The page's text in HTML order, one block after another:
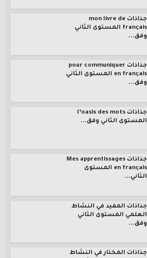
جذاذات mon livre de
français المستوى الثاني
وفق...
جذاذات pour communiquer
en français المستوى الثاني
وفق...
جذاذات l’oasis des mots
المستوى الثاني وفق...
جذاذات Mes apprentissages
en français المستوى
الثاني...
جذاذات المفيد في النشاط
العلمي المستوى الثاني
وفق...
جذاذات المختار في النشاط